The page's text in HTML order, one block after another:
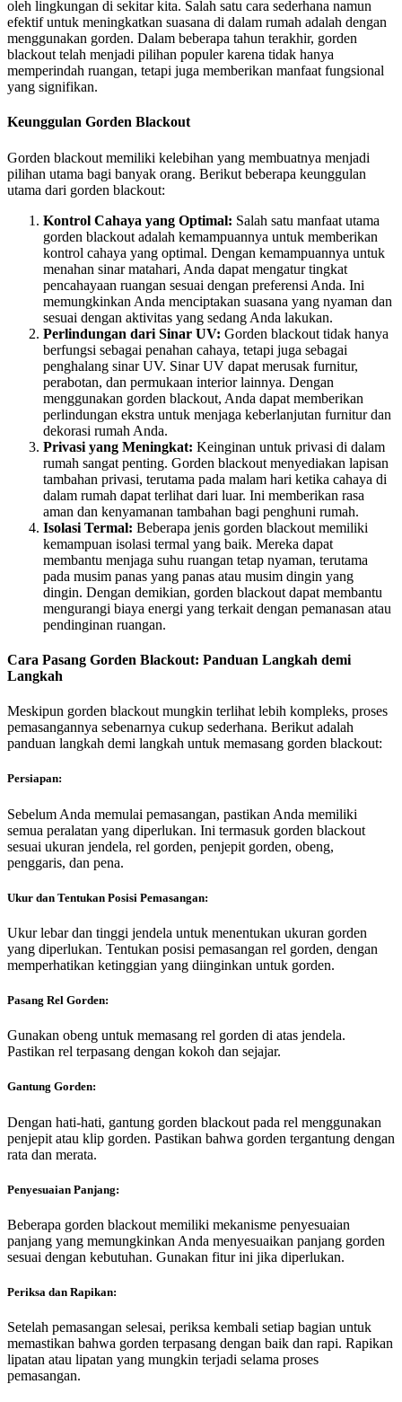
oleh lingkungan di sekitar kita. Salah satu cara sederhana namun
efektif untuk meningkatkan suasana di dalam rumah adalah dengan
menggunakan gorden. Dalam beberapa tahun terakhir, gorden
blackout telah menjadi pilihan populer karena tidak hanya
memperindah ruangan, tetapi juga memberikan manfaat fungsional
yang signifikan.
Keunggulan Gorden Blackout
Gorden blackout memiliki kelebihan yang membuatnya menjadi
pilihan utama bagi banyak orang. Berikut beberapa keunggulan
utama dari gorden blackout:
Kontrol Cahaya yang Optimal: Salah satu manfaat utama
gorden blackout adalah kemampuannya untuk memberikan
kontrol cahaya yang optimal. Dengan kemampuannya untuk
menahan sinar matahari, Anda dapat mengatur tingkat
pencahayaan ruangan sesuai dengan preferensi Anda. Ini
memungkinkan Anda menciptakan suasana yang nyaman dan
sesuai dengan aktivitas yang sedang Anda lakukan.
Perlindungan dari Sinar UV: Gorden blackout tidak hanya
berfungsi sebagai penahan cahaya, tetapi juga sebagai
penghalang sinar UV. Sinar UV dapat merusak furnitur,
perabotan, dan permukaan interior lainnya. Dengan
menggunakan gorden blackout, Anda dapat memberikan
perlindungan ekstra untuk menjaga keberlanjutan furnitur dan
dekorasi rumah Anda.
Privasi yang Meningkat: Keinginan untuk privasi di dalam
rumah sangat penting. Gorden blackout menyediakan lapisan
tambahan privasi, terutama pada malam hari ketika cahaya di
dalam rumah dapat terlihat dari luar. Ini memberikan rasa
aman dan kenyamanan tambahan bagi penghuni rumah.
Isolasi Termal: Beberapa jenis gorden blackout memiliki
kemampuan isolasi termal yang baik. Mereka dapat
membantu menjaga suhu ruangan tetap nyaman, terutama
pada musim panas yang panas atau musim dingin yang
dingin. Dengan demikian, gorden blackout dapat membantu
mengurangi biaya energi yang terkait dengan pemanasan atau
pendinginan ruangan.
Cara Pasang Gorden Blackout: Panduan Langkah demi
Langkah
Meskipun gorden blackout mungkin terlihat lebih kompleks, proses
pemasangannya sebenarnya cukup sederhana. Berikut adalah
panduan langkah demi langkah untuk memasang gorden blackout:
Persiapan:
Sebelum Anda memulai pemasangan, pastikan Anda memiliki
semua peralatan yang diperlukan. Ini termasuk gorden blackout
sesuai ukuran jendela, rel gorden, penjepit gorden, obeng,
penggaris, dan pena.
Ukur dan Tentukan Posisi Pemasangan:
Ukur lebar dan tinggi jendela untuk menentukan ukuran gorden
yang diperlukan. Tentukan posisi pemasangan rel gorden, dengan
memperhatikan ketinggian yang diinginkan untuk gorden.
Pasang Rel Gorden:
Gunakan obeng untuk memasang rel gorden di atas jendela.
Pastikan rel terpasang dengan kokoh dan sejajar.
Gantung Gorden:
Dengan hati-hati, gantung gorden blackout pada rel menggunakan
penjepit atau klip gorden. Pastikan bahwa gorden tergantung dengan
rata dan merata.
Penyesuaian Panjang:
Beberapa gorden blackout memiliki mekanisme penyesuaian
panjang yang memungkinkan Anda menyesuaikan panjang gorden
sesuai dengan kebutuhan. Gunakan fitur ini jika diperlukan.
Periksa dan Rapikan:
Setelah pemasangan selesai, periksa kembali setiap bagian untuk
memastikan bahwa gorden terpasang dengan baik dan rapi. Rapikan
lipatan atau lipatan yang mungkin terjadi selama proses
pemasangan.